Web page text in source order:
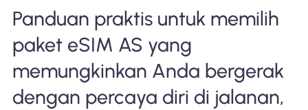
Untuk bisnis
Panduan praktis untuk memilih
paket eSIM AS yang
memungkinkan Anda bergerak
dengan percaya diri di jalanan,